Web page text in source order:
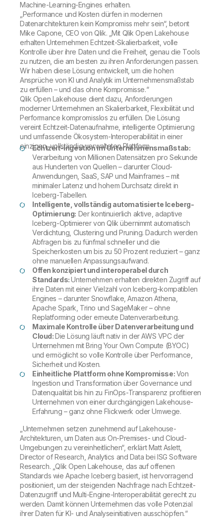
Machine-Learning-Engines erhalten.
„Performance und Kosten dürfen in modernen
Datenarchitekturen kein Kompromiss mehr sein“, betont
Mike Capone, CEO von Qlik. „Mit Qlik Open Lakehouse
erhalten Unternehmen Echtzeit-Skalierbarkeit, volle
Kontrolle über ihre Daten und die Freiheit, genau die Tools
zu nutzen, die am besten zu ihren Anforderungen passen.
Wir haben diese Lösung entwickelt, um die hohen
Ansprüche von KI und Analytik im Unternehmensmaßstab
zu erfüllen – und das ohne Kompromisse.“
Qlik Open Lakehouse dient dazu, Anforderungen
moderner Unternehmen an Skalierbarkeit, Flexibilität und
Performance kompromisslos zu erfüllen. Die Lösung
vereint Echtzeit-Datenaufnahme, intelligente Optimierung
und umfassende Ökosystem-Interoperabilität in einer
einzigen, vollständig verwalteten Plattform.
Echtzeit-Ingestion im Unternehmensmaßstab:
Verarbeitung von Millionen Datensätzen pro Sekunde
aus Hunderten von Quellen – darunter Cloud-
Anwendungen, SaaS, SAP und Mainframes – mit
minimaler Latenz und hohem Durchsatz direkt in
Iceberg-Tabellen.
Intelligente, vollständig automatisierte Iceberg-
Optimierung: Der kontinuierlich aktive, adaptive
Iceberg-Optimierer von Qlik übernimmt automatisch
Verdichtung, Clustering und Pruning. Dadurch werden
Abfragen bis zu fünfmal schneller und die
Speicherkosten um bis zu 50 Prozent reduziert – ganz
ohne manuellen Anpassungsaufwand.
Offen konzipiert und interoperabel durch
Standards:Unternehmen erhalten direkten Zugriff auf
ihre Daten mit einer Vielzahl von Iceberg-kompatiblen
Engines – darunter Snowflake, Amazon Athena,
Apache Spark, Trino und SageMaker – ohne
Replatforming oder erneute Datenverarbeitung.
Maximale Kontrolle über Datenverarbeitung und
Cloud:Die Lösung läuft nativ in der AWS VPC der
Unternehmen mit Bring Your Own Compute (BYOC)
und ermöglicht so volle Kontrolle über Performance,
Sicherheit und Kosten.
Einheitliche Plattform ohne Kompromisse:Von
Ingestion und Transformation über Governance und
Datenqualität bis hin zu FinOps-Transparenz profitieren
Unternehmen von einer durchgängigen Lakehouse-
Erfahrung – ganz ohne Flickwerk oder Umwege.
„Unternehmen setzen zunehmend auf Lakehouse-
Architekturen, um Daten aus On-Premises- und Cloud-
Umgebungen zu vereinheitlichen“, erklärt Matt Aslett,
Director of Research, Analytics and Data bei ISG Software
Research. „Qlik Open Lakehouse, das auf offenen
Standards wie Apache Iceberg basiert, ist hervorragend
positioniert, um der steigenden Nachfrage nach Echtzeit-
Datenzugriff und Multi-Engine-Interoperabilität gerecht zu
werden. Damit können Unternehmen das volle Potenzial
ihrer Daten für KI- und Analyseinitiativen ausschöpfen.“